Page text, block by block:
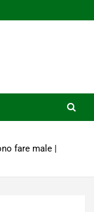
fare male |